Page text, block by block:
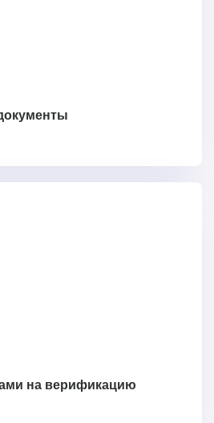
на верификацию